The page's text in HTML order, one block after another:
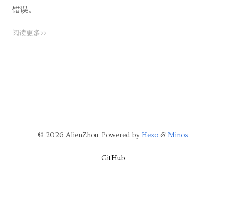
错误。
阅读更多>>
© 2026 AlienZhou Powered by Hexo & Minos
GitHub